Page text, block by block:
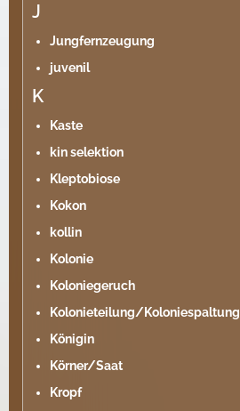
J
Jungfernzeugung
juvenil
K
Kaste
kin selektion
Kleptobiose
Kokon
kollin
Kolonie
Koloniegeruch
Kolonieteilung/Koloniespaltung
Königin
Körner/Saat
Kropf